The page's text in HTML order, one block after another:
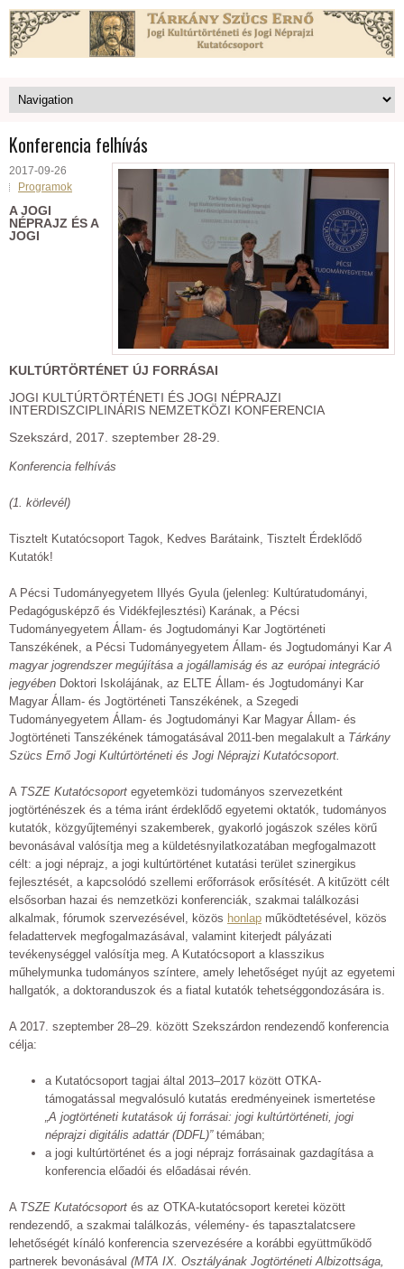
Konferencia felhívás
2017-09-26
Programok
A JOGI
NÉPRAJZ ÉS A
JOGI
KULTÚRTÖRTÉNET ÚJ FORRÁSAI
JOGI KULTÚRTÖRTÉNETI ÉS JOGI NÉPRAJZI
INTERDISZCIPLINÁRIS NEMZETKÖZI KONFERENCIA
Szekszárd, 2017. szeptember 28-29.
Konferencia felhívás
(1. körlevél)
Tisztelt Kutatócsoport Tagok, Kedves Barátaink, Tisztelt Érdeklődő
Kutatók!
A Pécsi Tudományegyetem Illyés Gyula (jelenleg: Kultúratudományi,
Pedagógusképző és Vidékfejlesztési) Karának, a Pécsi
Tudományegyetem Állam- és Jogtudományi Kar Jogtörténeti
Tanszékének, a Pécsi Tudományegyetem Állam- és Jogtudományi Kar A
magyar jogrendszer megújítása a jogállamiság és az európai integráció
jegyében Doktori Iskolájának, az ELTE Állam- és Jogtudományi Kar
Magyar Állam- és Jogtörténeti Tanszékének, a Szegedi
Tudományegyetem Állam- és Jogtudományi Kar Magyar Állam- és
Jogtörténeti Tanszékének támogatásával 2011-ben megalakult a Tárkány
Szücs Ernő Jogi Kultúrtörténeti és Jogi Néprajzi Kutatócsoport.
A TSZE Kutatócsoport egyetemközi tudományos szervezetként
jogtörténészek és a téma iránt érdeklődő egyetemi oktatók, tudományos
kutatók, közgyűjteményi szakemberek, gyakorló jogászok széles körű
bevonásával valósítja meg a küldetésnyilatkozatában megfogalmazott
célt: a jogi néprajz, a jogi kultúrtörténet kutatási terület szinergikus
fejlesztését, a kapcsolódó szellemi erőforrások erősítését. A kitűzött célt
elsősorban hazai és nemzetközi konferenciák, szakmai találkozási
alkalmak, fórumok szervezésével, közös honlap működtetésével, közös
feladattervek megfogalmazásával, valamint kiterjedt pályázati
tevékenységgel valósítja meg. A Kutatócsoport a klasszikus
műhelymunka tudományos színtere, amely lehetőséget nyújt az egyetemi
hallgatók, a doktoranduszok és a fiatal kutatók tehetséggondozására is.
A 2017. szeptember 28–29. között Szekszárdon rendezendő konferencia
célja:
a Kutatócsoport tagjai által 2013–2017 között OTKA-
támogatással megvalósuló kutatás eredményeinek ismertetése
„A jogtörténeti kutatások új forrásai: jogi kultúrtörténeti, jogi
néprajzi digitális adattár (DDFL)”témában;
a jogi kultúrtörténet és a jogi néprajz forrásainak gazdagítása a
konferencia előadói és előadásai révén.
A TSZE Kutatócsoport és az OTKA-kutatócsoport keretei között
rendezendő, a szakmai találkozás, vélemény- és tapasztalatcsere
lehetőségét kínáló konferencia szervezésére a korábbi együttműködő
partnerek bevonásával (MTA IX. Osztályának Jogtörténeti Albizottsága,